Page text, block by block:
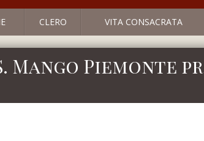
CLERO VITA CONSACRATA
Mango Piemonte